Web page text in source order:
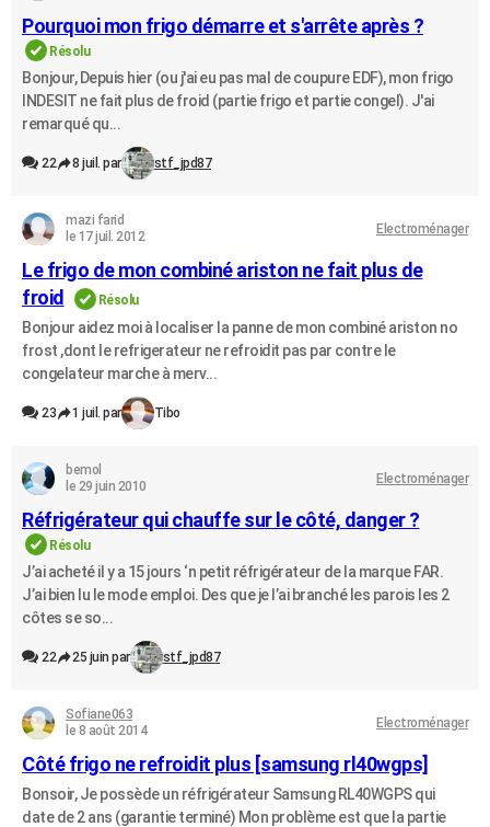
Destinations
City break
Voyage nature
Voyage de noces
Forum
Climat
+PHOTO
GUIDES D'ACHAT
BONS PLANS
CARTE DE VOEUX
Dictionnaire
Biographies
Citations
Expressions
Proverbes
PROGRAMME TV
COPAINS D'AVANT
S'inscrire
Se connecter
Lycées
Collèges
Primaires
Universités
Entreprises
Service militaire
Avis de recherche
AVIS DE DÉCÈS
FORUM
Bricolage
Lifestyle
Culture
Sport
Auto
Television
Voyage
Cinema
Pourquoi mon frigo démarre et s'arrête après ?
Résolu
Bonjour, Depuis hier (ou j'ai eu pas mal de coupure EDF), mon frigo
INDESIT ne fait plus de froid (partie frigo et partie congel). J'ai
remarqué qu...
22 8 juil. par stf_jpd87
mazi farid
le 17 juil. 2012
Electroménager
Le frigo de mon combiné ariston ne fait plus de
froid
Résolu
Bonjour aidez moi à localiser la panne de mon combiné ariston no
frost ,dont le refrigerateur ne refroidit pas par contre le
congelateur marche à merv...
23 1 juil. par Tibo
bemol
le 29 juin 2010
Electroménager
Réfrigérateur qui chauffe sur le côté, danger ?
Résolu
J’ai acheté il y a 15 jours ‘n petit réfrigérateur de la marque FAR.
J’ai bien lu le mode emploi. Des que je l’ai branché les parois les 2
côtes se so...
22 25 juin par stf_jpd87
Sofiane063
le 8 août 2014
Electroménager
Côté frigo ne refroidit plus [samsung rl40wgps]
Bonsoir, Je possède un réfrigérateur Samsung RL40WGPS qui
date de 2 ans (garantie terminé) Mon problème est que la partie